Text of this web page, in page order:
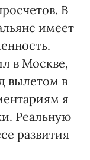
В
имеет
в Москве,
вылетом в
я
Реальную
развития